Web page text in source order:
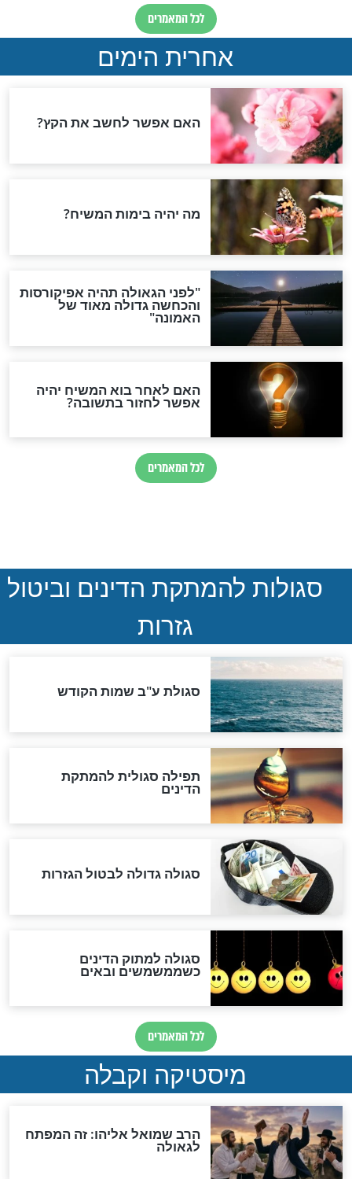
בקריאת
לו שקרא את
לילדים מותר לאכול בשר
חדשות יהדות
הותר לפרסום: לוחמי מילואים
נהרגו בדרום לבנון
ההסכם החשאי של טראמפ
ואיראן: בלי שקיפות ועם הרבה
"מודה לקב"ה על כל השנים"
לכל המאמרים
אחרית הימים
האם אפשר לחשב את הקץ?
מה יהיה בימות המשיח?
"לפני הגאולה תהיה אפיקורסות
והכחשה גדולה מאוד של
האמונה"